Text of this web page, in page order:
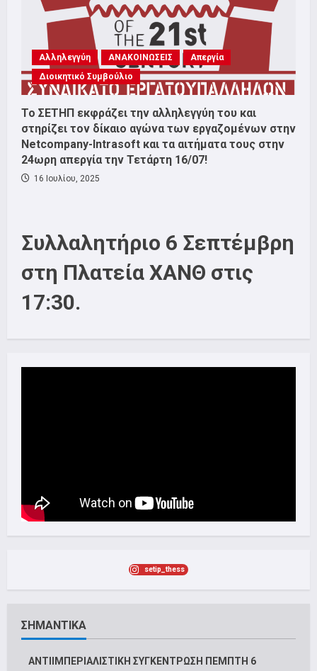
Αλληλεγγύη ΑΝΑΚΟΙΝΩΣΕΙΣ
Απεργία
Διοικητικό Συμβούλιο
Το ΣΕΤΗΠ εκφράζει την αλληλεγγύη του και
στηρίζει τον δίκαιο αγώνα των εργαζομένων στην
Netcompany-Intrasoft και τα αιτήματα τους στην
24ωρη απεργία την Τετάρτη 16/07!
16 Ιουλίου, 2025
Συλλαλητήριο 6 Σεπτέμβρη
στη Πλατεία ΧΑΝΘ στις
17:30.
setip_thess
ΣΗΜΑΝΤΙΚΑ
ΑΝΤΙΙΜΠΕΡΙΑΛΙΣΤΙΚΗ ΣΥΓΚΕΝΤΡΩΣΗ ΠΕΜΠΤΗ 6